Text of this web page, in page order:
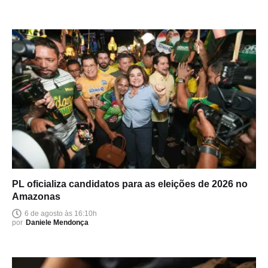
PL oficializa candidatos para as eleições de 2026 no
Amazonas
6 de agosto às 16:10h
por Daniele Mendonça